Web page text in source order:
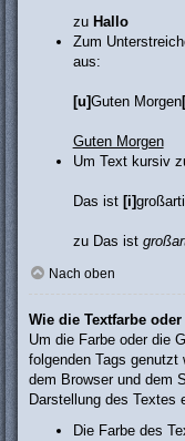
zu Hallo
Zum
aus:
[u]Guten Morgen
Guten Morgen
Um Text kursiv
Das ist [i]
zu Das ist
Nach oben
Wie die Textfarbe
Um die Farbe oder die
folgenden Tags
dem Browser und dem
Darstellung des Textes
Die Farbe des